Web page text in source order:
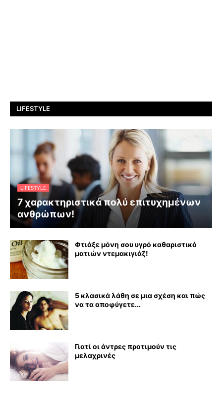
LIFESTYLE
LIFESTYLE
7 χαρακτηριστικά πολύ επιτυχημένων
ανθρώπων!
Φτιάξε μόνη σου υγρό καθαριστικό
ματιών ντεμακιγιάζ!
5 κλασικά λάθη σε μια σχέση και πώς
να τα αποφύγετε...
Γιατί οι άντρες προτιμούν τις
μελαχρινές